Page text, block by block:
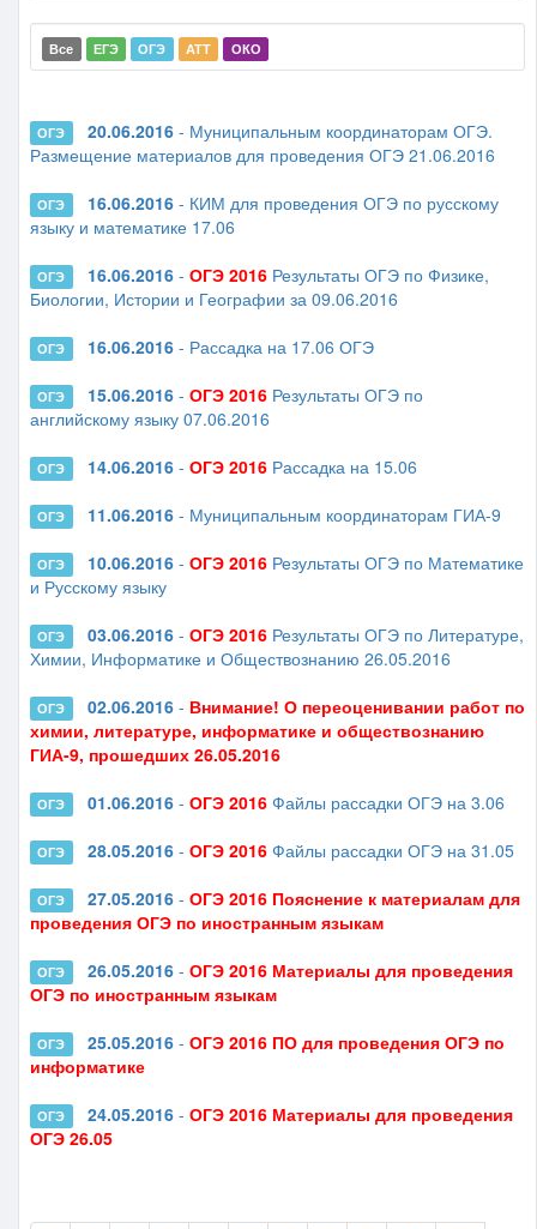
Все ЕГЭ ОГЭ АТТ ОКО
ОГЭ 20.06.2016- Муниципальным координаторам ОГЭ.
Размещение материалов для проведения ОГЭ 21.06.2016
ОГЭ 16.06.2016- КИМ для проведения ОГЭ по русскому
языку и математике 17.06
ОГЭ 16.06.2016- ОГЭ 2016Результаты ОГЭ по Физике,
Биологии, Истории и Географии за 09.06.2016
ОГЭ 16.06.2016- Рассадка на 17.06 ОГЭ
ОГЭ 15.06.2016- ОГЭ 2016Результаты ОГЭ по
английскому языку 07.06.2016
ОГЭ 14.06.2016- ОГЭ 2016Рассадка на 15.06
ОГЭ 11.06.2016- Муниципальным координаторам ГИА-9
ОГЭ 10.06.2016- ОГЭ 2016Результаты ОГЭ по Математике
и Русскому языку
ОГЭ 03.06.2016- ОГЭ 2016Результаты ОГЭ по Литературе,
Химии, Информатике и Обществознанию 26.05.2016
ОГЭ 02.06.2016- Внимание! О переоценивании работ по
химии, литературе, информатике и обществознанию
ГИА-9, прошедших 26.05.2016
ОГЭ 01.06.2016- ОГЭ 2016Файлы рассадки ОГЭ на 3.06
ОГЭ 28.05.2016- ОГЭ 2016Файлы рассадки ОГЭ на 31.05
ОГЭ 27.05.2016- ОГЭ 2016 Пояснение к материалам для
проведения ОГЭ по иностранным языкам
ОГЭ 26.05.2016- ОГЭ 2016 Материалы для проведения
ОГЭ по иностранным языкам
ОГЭ 25.05.2016- ОГЭ 2016 ПО для проведения ОГЭ по
информатике
ОГЭ 24.05.2016- ОГЭ 2016 Материалы для проведения
ОГЭ 26.05